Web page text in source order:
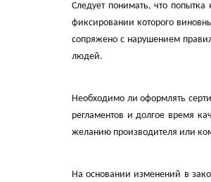
Следует понимать, что
фиксировании которого
сопряжено с нарушением
людей.
Необходимо ли оформлять
регламентов и долгое время
желанию производителя или
На основании изменений в